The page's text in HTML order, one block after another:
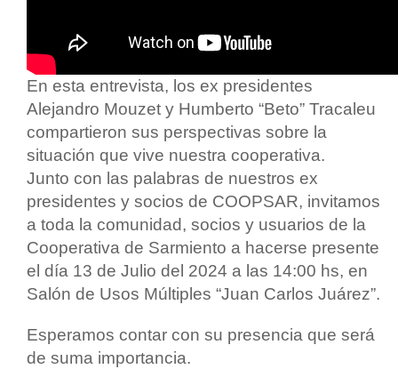
En esta entrevista, los ex presidentes
Alejandro Mouzet y Humberto “Beto” Tracaleu
compartieron sus perspectivas sobre la
situación que vive nuestra cooperativa.
Junto con las palabras de nuestros ex
presidentes y socios de COOPSAR, invitamos
a toda la comunidad, socios y usuarios de la
Cooperativa de Sarmiento a hacerse presente
el día 13 de Julio del 2024 a las 14:00 hs, en
Salón de Usos Múltiples “Juan Carlos Juárez”.
Esperamos contar con su presencia que será
de suma importancia.